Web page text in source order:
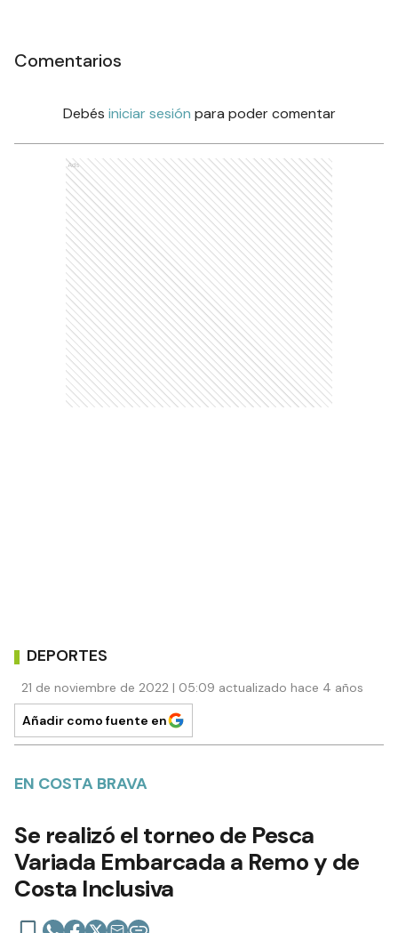
Comentarios
Debés iniciar sesión para poder comentar
Ads
DEPORTES
21 de noviembre de 2022 | 05:09 actualizado hace 4 años
Añadir como fuente en
EN COSTA BRAVA
Se realizó el torneo de Pesca
Variada Embarcada a Remo y de
Costa Inclusiva